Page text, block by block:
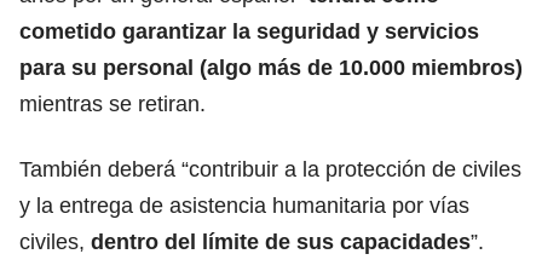
cometido garantizar la seguridad y servicios
para su personal (algo más de 10.000 miembros)
mientras se retiran.
También deberá “contribuir a la protección de civiles
y la entrega de asistencia humanitaria por vías
civiles, dentro del límite de sus capacidades”.